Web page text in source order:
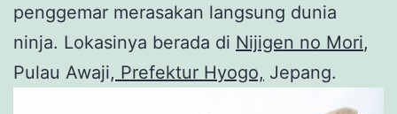
penggemar merasakan langsung dunia
ninja. Lokasinya berada di Nijigen no Mori,
Pulau Awaji, Prefektur Hyogo, Jepang.